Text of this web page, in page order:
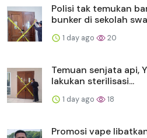
Polisi tak temukan
bunker di sekolah
1 day ago 20
Temuan senjata api,
lakukan sterilisasi...
1 day ago 18
Promosi vape